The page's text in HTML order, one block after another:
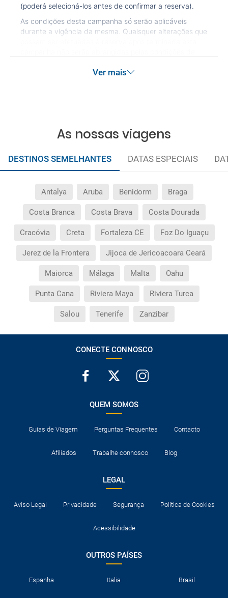
Necessito visto para poder ir a...?
Por que me aparece o preço de uma criança igual
(poderá selecioná-los antes de confirmar a reserva).
As condições desta campanha só serão aplicáveis
durante a vigência da mesma. Quaisquer alterações que
Ver mais
As nossas viagens
DESTINOS SEMELHANTES DATAS ESPECIAIS
Antalya Aruba Benidorm Braga
Costa Branca Costa Brava Costa Dourada
Cracóvia Creta Fortaleza CE Foz Do Iguaçu
Jerez de la Frontera Jijoca de Jericoacoara Ceará
Maiorca Málaga Malta Oahu
Punta Cana Riviera Maya Riviera Turca
Salou Tenerife Zanzibar
CONECTE CONNOSCO
QUEM SOMOS
Guias de Viagem Perguntas Frequentes Contacto
Afiliados Trabalhe connosco Blog
LEGAL
Aviso Legal Privacidade Segurança Política de Cookies
Acessibilidade
OUTROS PAÍSES
Espanha Italia Brasil